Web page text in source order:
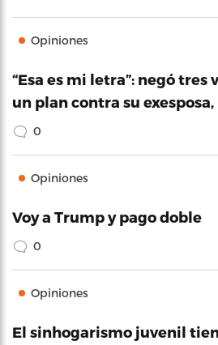
Opiniones
“Esa es mi letra”: negó tres
un plan contra su
0
Opiniones
Voy a Trump y pago doble
0
Opiniones
El sinhogarismo juvenil